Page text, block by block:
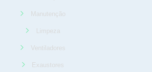
Manutenção
Limpeza
Ventiladores
Exaustores